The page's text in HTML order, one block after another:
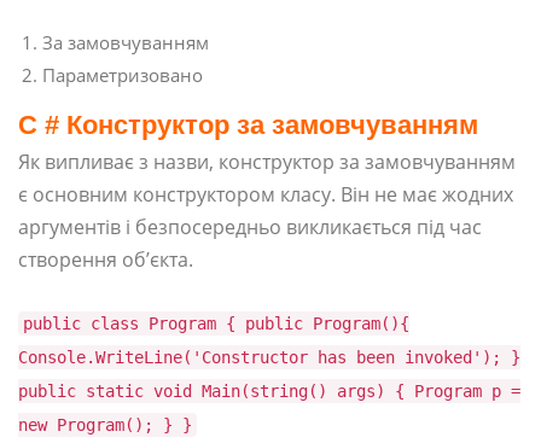
За замовчуванням
Параметризовано
C # Конструктор за замовчуванням
Як випливає з назви, конструктор за замовчуванням
є основним конструктором класу. Він не має жодних
аргументів і безпосередньо викликається під час
створення об’єкта.
public class Program { public Program(){
Console.WriteLine('Constructor has been invoked'); }
public static void Main(string() args) { Program p =
new Program(); } }